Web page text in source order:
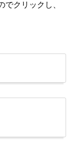
クリックし、